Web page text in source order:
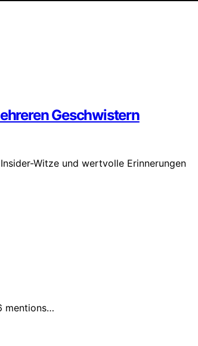
Geschwistern
Witze und wertvolle Erinnerungen
mentions…